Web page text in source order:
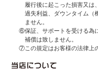
履行後に起こった損害又は
過失利益、ダウンタイム（
ません。
⑥保証、サポートを受ける為
補償は致しません。
⑦この規定はお客様の法律上